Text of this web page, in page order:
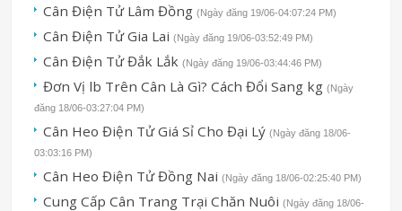
Cân Điện Tử Lâm Đồng (Ngày đăng 19/06-04:07:24 PM)
Cân Điện Tử Gia Lai (Ngày đăng 19/06-03:52:49 PM)
Cân Điện Tử Đắk Lắk (Ngày đăng 19/06-03:44:46 PM)
Đơn Vị lb Trên Cân Là Gì? Cách Đổi Sang kg (Ngày
đăng 18/06-03:27:04 PM)
Cân Heo Điện Tử Giá Sỉ Cho Đại Lý (Ngày đăng 18/06-
03:03:16 PM)
Cân Heo Điện Tử Đồng Nai (Ngày đăng 18/06-02:25:40 PM)
Cung Cấp Cân Trang Trại Chăn Nuôi (Ngày đăng 18/06-